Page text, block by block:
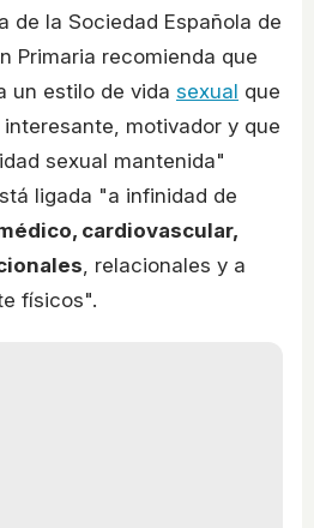
de la Sociedad Española de
Primaria recomienda que
un estilo de vida sexual que
motivador y que
sexual mantenida"
ligada "a infinidad de
cardiovascular,
, relacionales y a
físicos".